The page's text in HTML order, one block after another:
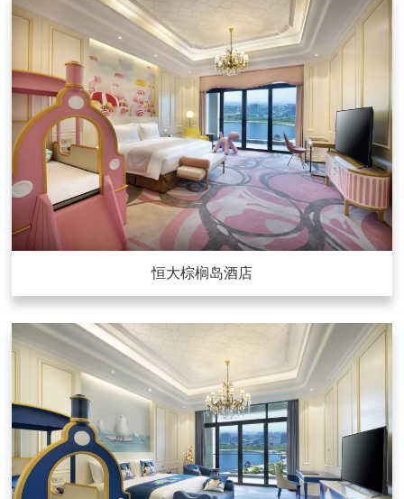
恒大棕榈岛酒店